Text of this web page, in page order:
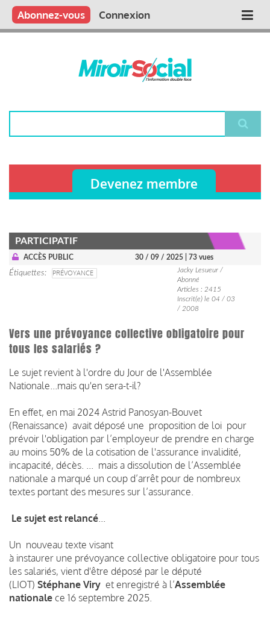
Aller
contenu
Main
Qui sommes nous ?
Vous publiez
Nous publions
Contactez-nous
Abonnez-vous Connexion
Devenez membre
PARTICIPATIF
ACCÈS PUBLIC 30 / 09 / 2025 | 73 vues
Étiquettes PRÉVOYANCE
Jacky Lesueur /
Abonné
Articles : 2415
Inscrit(e) le 04 / 03
/ 2008
Vers une prévoyance collective obligatoire pour
tous les salariés ?
Le sujet revient à l'ordre du Jour de l'Assemblée
Nationale...mais qu'en sera-t-il?
En effet, en mai 2024 Astrid Panosyan-Bouvet
(Renaissance) avait déposé une proposition de loi pour
prévoir l'obligation par l’employeur de prendre en charge
au moins 50% de la cotisation de l'assurance invalidité,
incapacité, décès. ... mais a dissolution de l’Assemblée
nationale a marqué un coup d’arrêt pour de nombreux
textes portant des mesures sur l’assurance.
Le sujet est relancé
Un nouveau texte visant
à instaurer une prévoyance collective obligatoire pour tous
les salariés, vient d'être déposé par le député
(LIOT) Stéphane Viry et enregistré à l’Assemblée
nationale ce 16 septembre 2025.